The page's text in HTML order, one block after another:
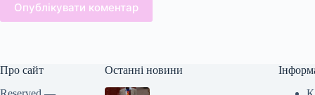
Опублікувати коментар
Про сайт
Останні новини